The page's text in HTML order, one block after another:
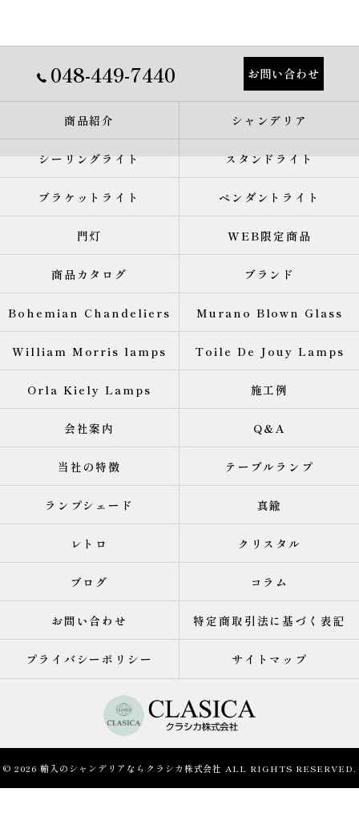
048-449-7440 お問い合わせ
商品紹介 シャンデリア
シーリングライト スタンドライト
ブラケットライト ペンダントライト
門灯 WEB限定商品
商品カタログ ブランド
Bohemian Chandeliers Murano Blown Glass
William Morris lamps Toile De Jouy Lamps
Orla Kiely Lamps 施工例
会社案内 Q&A
当社の特徴 テーブルランプ
ランプシェード 真鍮
レトロ クリスタル
ブログ コラム
お問い合わせ 特定商取引法に基づく表記
プライバシーポリシー サイトマップ
© 2026 輸入のシャンデリアならクラシカ株式会社 ALL RIGHTS RESERVED.